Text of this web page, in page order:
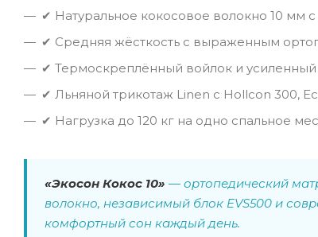
✔ Натуральное кокосовое волокно 10 мм с
✔ Средняя жёсткость с выраженным
✔ Термоскреплённый войлок и
✔ Льняной трикотаж Linen с Hollcon 300,
✔ Нагрузка до 120 кг на одно спальное
«Экосон Кокос 10» — ортопедический
волокно, независимый блок EVS500 и
комфортный сон каждый день.